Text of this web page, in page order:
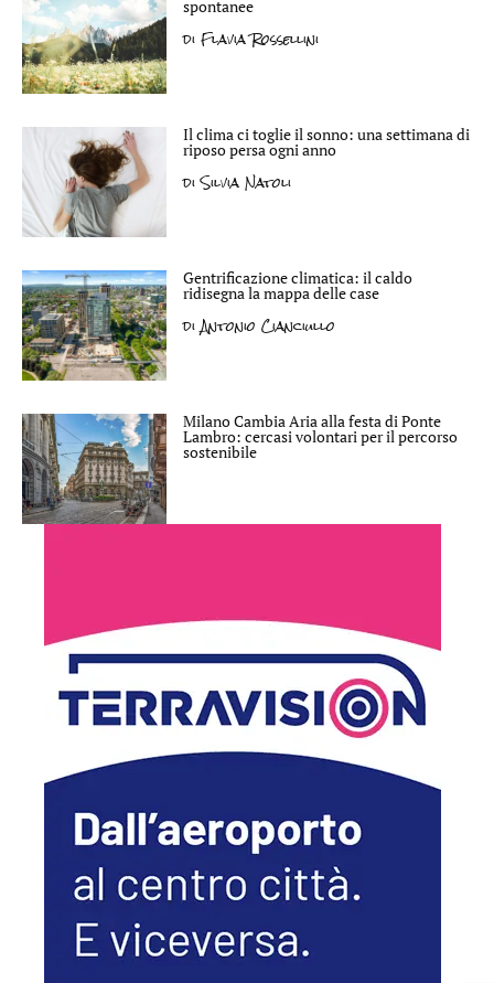
spontanee
di Flavia Rossellini
Il clima ci toglie il sonno: una settimana di
riposo persa ogni anno
diSilvia Natoli
Gentrificazione climatica: il caldo
ridisegna la mappa delle case
diAntonio Cianciullo
Milano Cambia Aria alla festa di Ponte
Lambro: cercasi volontari per il percorso
sostenibile